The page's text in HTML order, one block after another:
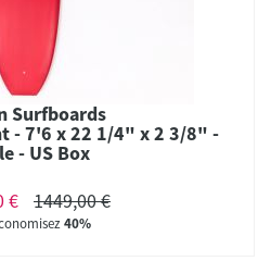
Surfboards
- 7'6 x 22 1/4" x 2 3/8" -
- US Box
€
1449,00 €
40%